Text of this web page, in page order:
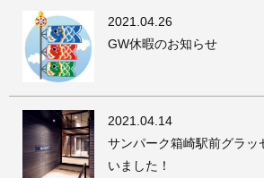
2021.04.26
GW休暇のお知らせ
2021.04.14
サンパーク箱崎駅前グラッ
いました！